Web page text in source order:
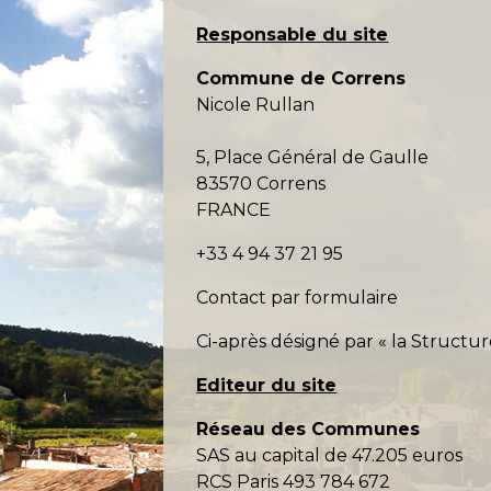
Responsable du site
Commune de Correns
Nicole Rullan
5, Place Général de Gaulle
83570 Correns
FRANCE
+33 4 94 37 21 95
Contact par formulaire
Ci-après désigné par « la
Editeur du site
Réseau des Communes
SAS au capital de 47.205 euros
RCS Paris 493 784 672